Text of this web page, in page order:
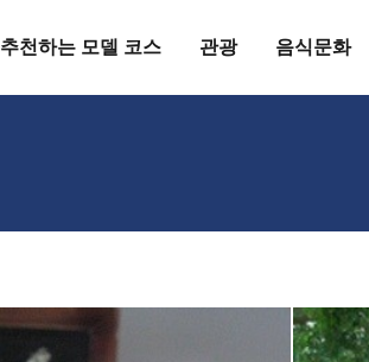
추천하는 모델 코스 관광 음식문화